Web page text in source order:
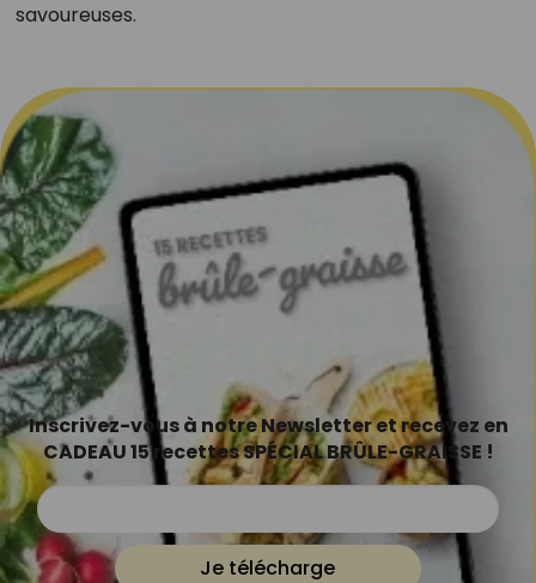
savoureuses.
Inscrivez-vous à notre Newsletter et recevez en
CADEAU 15 recettes SPÉCIAL BRÛLE-GRAISSE !
Je télécharge